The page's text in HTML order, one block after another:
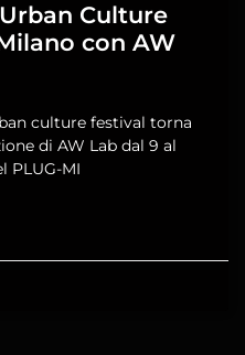
Culture
con AW
culture festival torna
di AW Lab dal 9 al
PLUG-MI